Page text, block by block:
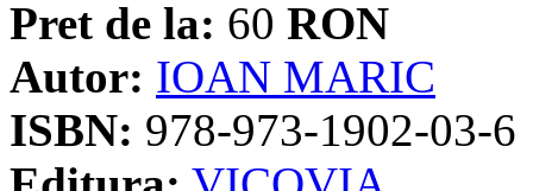
Pret de la: 60 RON
Autor: IOAN MARIC
ISBN: 978-973-1902-03-6